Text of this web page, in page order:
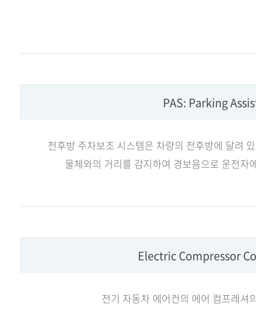
PAS: Parking
전후방 주차보조 시스템은 차량의 전후방에 달려
물체와의 거리를 감지하여 경보음으로 운전자
Electric Compressor
전기 자동차 에어컨의 에어 컴프레셔